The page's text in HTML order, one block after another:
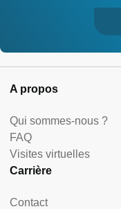
A propos
Qui sommes-nous ?
FAQ
Visites virtuelles
Carrière
Contact